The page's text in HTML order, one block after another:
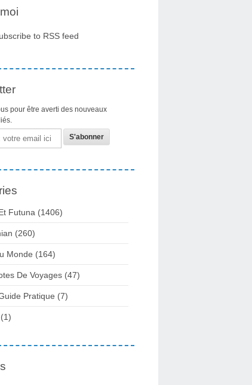
to RSS feed
pour être averti des nouveaux
Futuna (1406)
(260)
Monde (164)
De Voyages (47)
Pratique (7)
(1)